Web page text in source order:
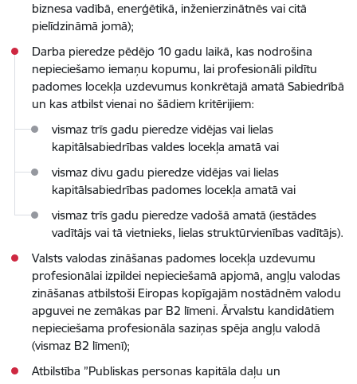
biznesa vadībā, enerģētikā, inženierzinātnēs vai citā
pielīdzināmā jomā);
Darba pieredze pēdējo 10 gadu laikā, kas nodrošina
nepieciešamo iemaņu kopumu, lai profesionāli pildītu
padomes locekļa uzdevumus konkrētajā amatā Sabiedrībā
un kas atbilst vienai no šādiem kritērijiem:
vismaz trīs gadu pieredze vidējas vai lielas
kapitālsabiedrības valdes locekļa amatā vai
vismaz divu gadu pieredze vidējas vai lielas
kapitālsabiedrības padomes locekļa amatā vai
vismaz trīs gadu pieredze vadošā amatā (iestādes
vadītājs vai tā vietnieks, lielas struktūrvienības vadītājs).
Valsts valodas zināšanas padomes locekļa uzdevumu
profesionālai izpildei nepieciešamā apjomā, angļu valodas
zināšanas atbilstoši Eiropas kopīgajām nostādnēm valodu
apguvei ne zemākas par B2 līmeni. Ārvalstu kandidātiem
nepieciešama profesionāla saziņas spēja angļu valodā
(vismaz B2 līmenī);
Atbilstība ”Publiskas personas kapitāla daļu un